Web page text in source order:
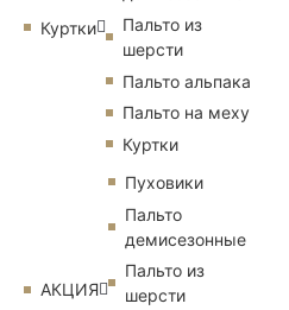
Куртки
Пальто из
шерсти
Пальто альпака
Пальто на меху
Куртки
АКЦИЯ
Пуховики
Пальто
демисезонные
Пальто из
шерсти